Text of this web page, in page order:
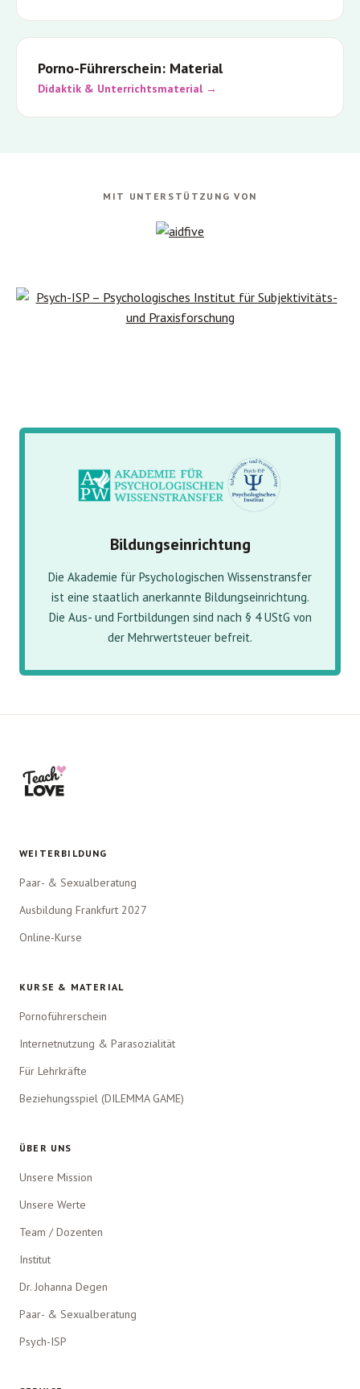
Porno-Führerschein: Material
Didaktik & Unterrichtsmaterial →
MIT UNTERSTÜTZUNG VON
Bildungseinrichtung
Die Akademie für Psychologischen Wissenstransfer
ist eine staatlich anerkannte Bildungseinrichtung.
Die Aus- und Fortbildungen sind nach § 4 UStG von
der Mehrwertsteuer befreit.
WEITERBILDUNG
Paar- & Sexualberatung
Ausbildung Frankfurt 2027
Online-Kurse
KURSE & MATERIAL
Pornoführerschein
Internetnutzung & Parasozialität
Für Lehrkräfte
Beziehungsspiel (DILEMMA GAME)
ÜBER UNS
Unsere Mission
Unsere Werte
Team / Dozenten
Institut
Dr. Johanna Degen
Paar- & Sexualberatung
Psych-ISP